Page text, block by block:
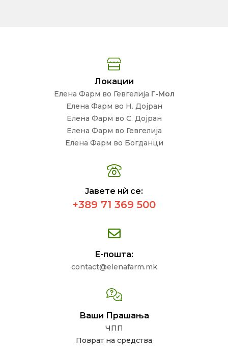
Локации
Елена Фарм во Гевгелија Г-Мол
Елена Фарм во Н. Дојран
Елена Фарм во С. Дојран
Елена Фарм во Гевгелија
Елена Фарм во Богданци
Јавете нѝ се:
+389 71 369 500
Е-пошта:
contact@elenafarm.mk
Ваши Прашања
ЧПП
Поврат на средства